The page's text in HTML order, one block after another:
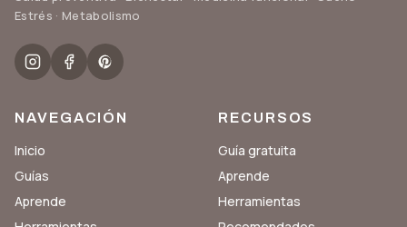
Estrés · Metabolismo
NAVEGACIÓN
Inicio
Guías
Aprende
RECURSOS
Guía gratuita
Aprende
Herramientas